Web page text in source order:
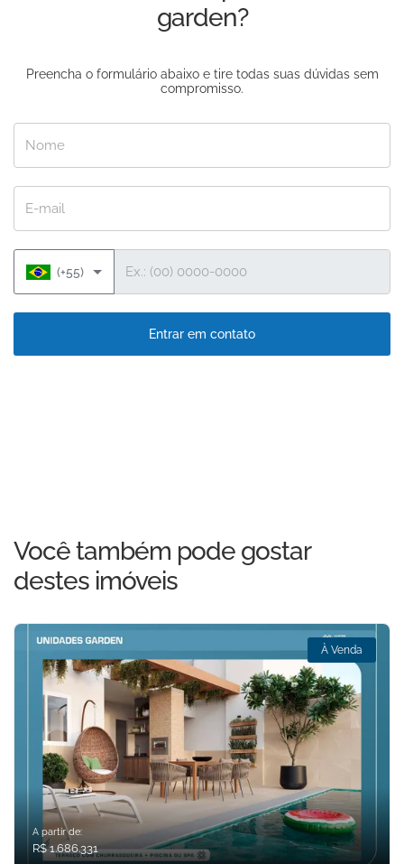
garden?
Preencha o formulário abaixo e tire todas suas dúvidas sem
compromisso.
(+55)
Entrar em contato
Você também pode gostar
destes imóveis
À Venda
A partir de:
R$ 1.686.331